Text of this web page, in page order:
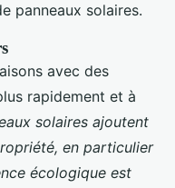
panneaux solaires.
avec des
rapidement et à
solaires ajoutent
en particulier
écologique est